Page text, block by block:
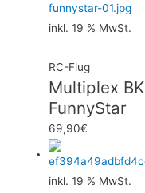
inkl. 19 % MwSt.
RC-Flug
Multiplex BK
FunnyStar
69,90€
inkl. 19 % MwSt.